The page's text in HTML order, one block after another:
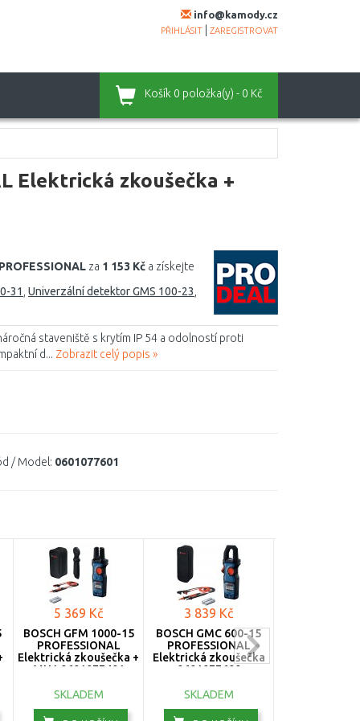
info@kamody.cz
PŘIHLÁSIT ZAREGISTROVAT
Košík 0 položka(y) - 0 Kč
Elektrická zkoušečka +
za 1 153 Kč a získejte
31 , Univerzální detektor GMS 100-23,
staveniště s krytím IP 54 a odolností proti
d... Zobrazit celý popis »
/ Model: 0601077601
5 369 Kč
BOSCH GFM 1000-15
PROFESSIONAL
Elektrická zkoušečka +
MH1 0601077401
SKLADEM
3 839 Kč
BOSCH GMC 600-15
PROFESSIONAL
Elektrická zkoušečka
0601077600
SKLADEM